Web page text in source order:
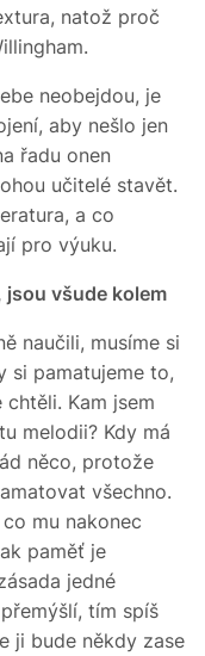
natož proč
neobejdou, je
aby nešlo jen
řadu onen
učitelé stavět.
a co
pro výuku.
jsou všude kolem
naučili, musíme si
si pamatujeme to,
Kam jsem
melodii? Kdy má
něco, protože
všechno.
mu nakonec
paměť je
jedné
tím spíš
ji bude někdy zase